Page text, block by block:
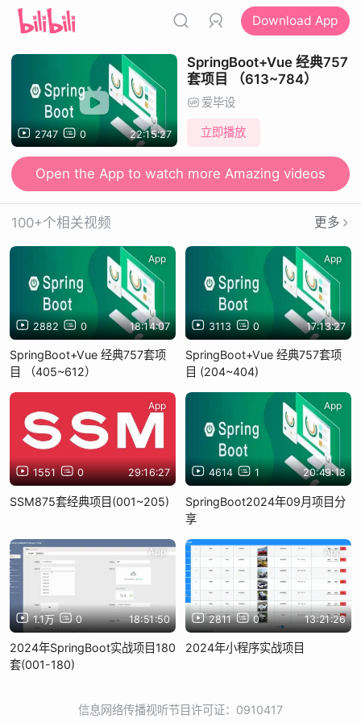
Download App
2747 0 22:15:27
SpringBoot+Vue 经典757
套项目 （613~784）
爱毕设
立即播放
Open the App to watch more Amazing videos
100+个相关视频 更多
2882 0 18:14:07
App
SpringBoot+Vue 经典757套项
目 （405~612）
3113 0 17:13:27
App
SpringBoot+Vue 经典757套项
目 (204~404)
1551 0 29:16:27
App
SSM875套经典项目(001~205)
4614 1 20:49:18
App
SpringBoot2024年09月项目分
享
1.1万 0 18:51:50
App
2024年SpringBoot实战项目180
套(001-180)
2811 0 13:21:26
App
2024年小程序实战项目
信息网络传播视听节目许可证：0910417